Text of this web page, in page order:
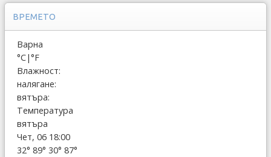
ВРЕМЕТО
Варна
°C|°F
Влажност:
налягане:
вятъра:
Температура
вятъра
Чет, 06 18:00
32° 89° 30° 87°